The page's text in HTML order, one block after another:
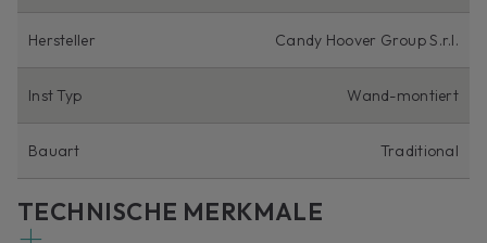
Hersteller Candy Hoover Group S.r.l.
Inst Typ Wand-montiert
Bauart Traditional
TECHNISCHE MERKMALE